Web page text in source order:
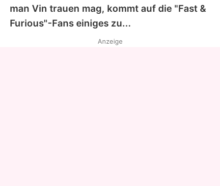
man Vin trauen mag, kommt auf die "Fast &
Furious"-Fans einiges zu...
Anzeige